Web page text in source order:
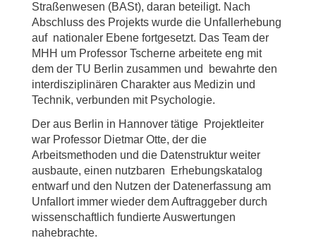
Straßenwesen (BASt), daran beteiligt. Nach
Abschluss des Projekts wurde die Unfallerhebung
auf nationaler Ebene fortgesetzt. Das Team der
MHH um Professor Tscherne arbeitete eng mit
dem der TU Berlin zusammen und bewahrte den
interdisziplinären Charakter aus Medizin und
Technik, verbunden mit Psychologie.
Der aus Berlin in Hannover tätige Projektleiter
war Professor Dietmar Otte, der die
Arbeitsmethoden und die Datenstruktur weiter
ausbaute, einen nutzbaren Erhebungskatalog
entwarf und den Nutzen der Datenerfassung am
Unfallort immer wieder dem Auftraggeber durch
wissenschaftlich fundierte Auswertungen
nahebrachte.